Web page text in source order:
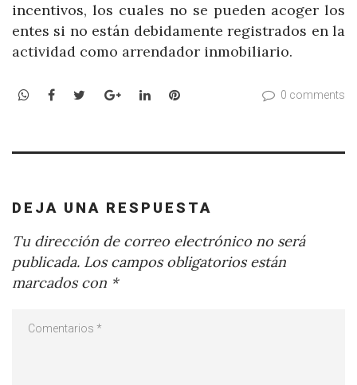
incentivos, los cuales no se pueden acoger los
entes si no están debidamente registrados en la
actividad como arrendador inmobiliario.
WhatsApp
Facebook
TwitterGoogle+LinkedInPinterest 0 comments
DEJA UNA RESPUESTA
Tu dirección de correo electrónico no será
publicada. Los campos obligatorios están
marcados con *